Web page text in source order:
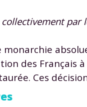
des Français
Ces